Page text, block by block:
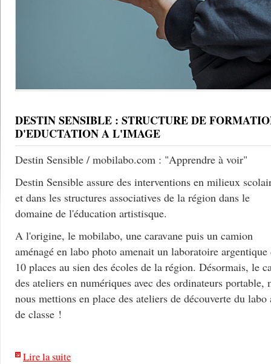
DESTIN SENSIBLE : STRUCTURE DE
D'EDUCTATION A L'IMAGE
Destin Sensible / mobilabo.com : "Apprendre à voir"
Destin Sensible assure des interventions en milieux
et dans les structures associatives de la région dans le
domaine de l'éducation artistisque.
A l'origine, le mobilabo, une caravane puis un camion
aménagé en labo photo amenait un laboratoire argentique
10 places au sien des écoles de la région. Désormais, le
des ateliers en numériques avec des ordinateurs
nous mettions en place des ateliers de découverte du labo
de classe !
Lire la suite